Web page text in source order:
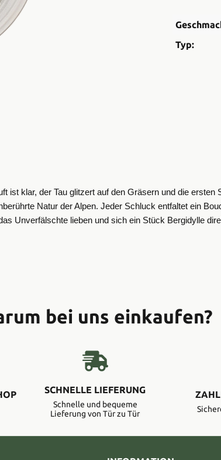
Typ:
ist klar, der Tau glitzert auf den Gräsern und die
Natur der Alpen. Jeder Schluck entfaltet ein
Unverfälschte lieben und sich ein Stück Bergidylle
bei uns einkaufen?
SCHNELLE LIEFERUNG
Schnelle und bequeme
Lieferung von Tür zu Tür